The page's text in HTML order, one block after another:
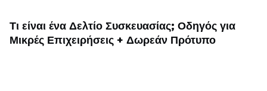
Τι είναι ένα Δελτίο Συσκευασίας; Οδηγός για
Μικρές Επιχειρήσεις + Δωρεάν Πρότυπο